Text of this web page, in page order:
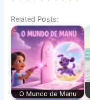
Related Posts:
O Mundo de Manu